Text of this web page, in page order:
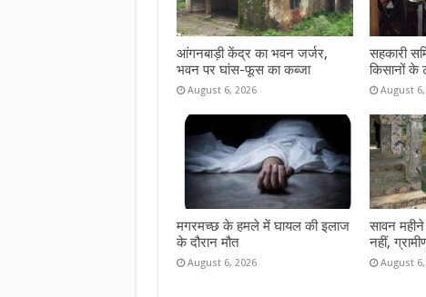
आंगनबाड़ी केंद्र का भवन जर्जर,
भवन पर घांस-फूस का कब्जा
August 6, 2026
सहकारी
किसानों
August
मगरमच्छ के हमले में घायल की इलाज
के दौरान मौत
August 6, 2026
सावन महीने
नहीं,
August